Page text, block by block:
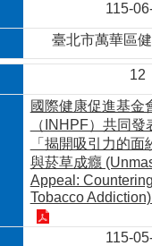
115-
臺北市萬華區
12
國際健康促進基金
（INHPF）共同發
「揭開吸引力的
與菸草成癮
Appeal:
Tobacco Addiction)
115-